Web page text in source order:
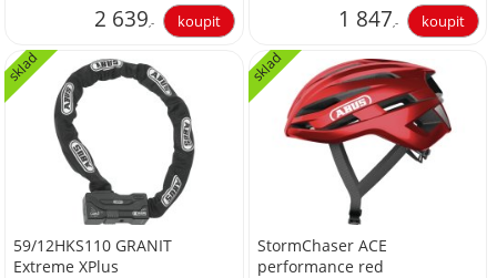
2 639,-
2 180,99
1 847 ,-
1 526,45
59/12HKS110 GRANIT
Extreme XPlus
sklad
StormChaser ACE
performance red
sklad